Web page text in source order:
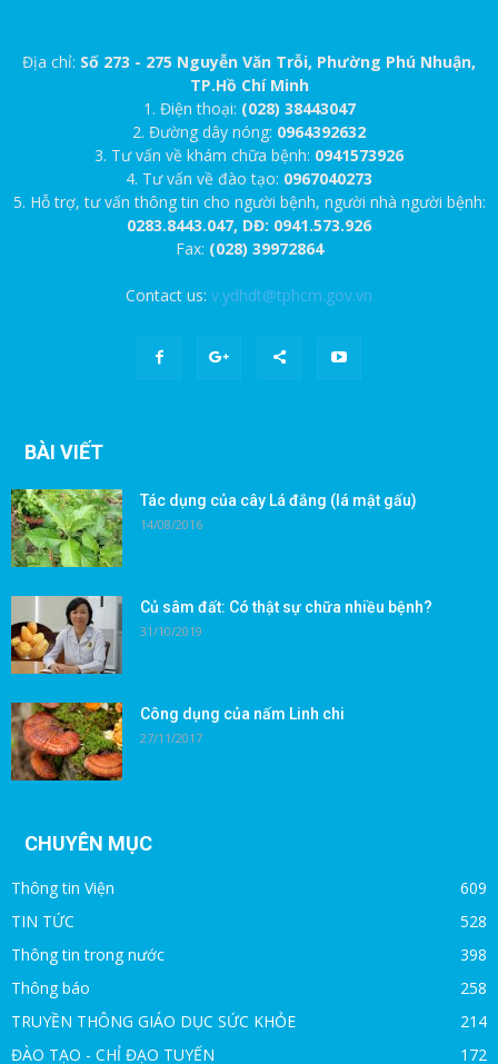
Địa chỉ: Số 273 - 275 Nguyễn Văn Trỗi, Phường Phú Nhuận,
TP.Hồ Chí Minh
1. Điện thoại: (028) 38443047
2. Đường dây nóng: 0964392632
3. Tư vấn về khám chữa bệnh: 0941573926
4. Tư vấn về đào tạo: 0967040273
5. Hỗ trợ, tư vấn thông tin cho người bệnh, người nhà người bệnh:
0283.8443.047, DĐ: 0941.573.926
Fax: (028) 39972864
Contact us: v.ydhdt@tphcm.gov.vn
BÀI VIẾT
Tác dụng của cây Lá đắng (lá mật gấu)
14/08/2016
Củ sâm đất: Có thật sự chữa nhiều bệnh?
31/10/2019
Công dụng của nấm Linh chi
27/11/2017
CHUYÊN MỤC
Thông tin Viện
609
TIN TỨC
528
Thông tin trong nước
398
Thông báo
258
TRUYỀN THÔNG GIÁO DỤC SỨC KHỎE
214
ĐÀO TẠO - CHỈ ĐẠO TUYẾN
172